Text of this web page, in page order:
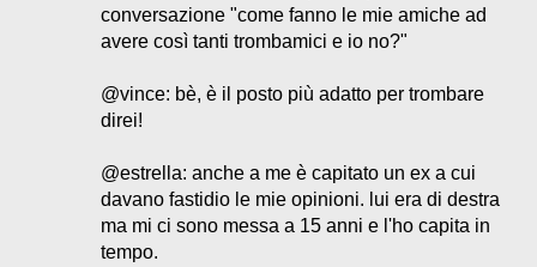
conversazione "come fanno le mie amiche ad
avere così tanti trombamici e io no?"
@vince: bè, è il posto più adatto per trombare
direi!
@estrella: anche a me è capitato un ex a cui
davano fastidio le mie opinioni. lui era di destra
ma mi ci sono messa a 15 anni e l'ho capita in
tempo.